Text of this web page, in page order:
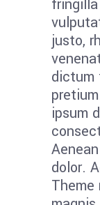
justo,
dictum
ipsum
dolor.